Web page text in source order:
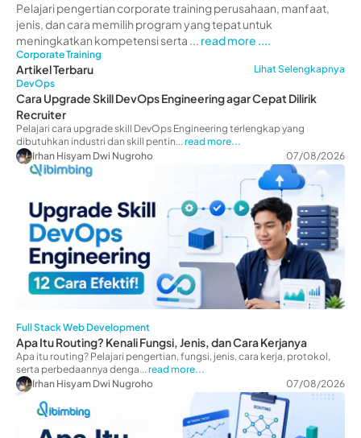
Manfaat
Pelajari pengertian corporate training perusahaan, manfaat,
jenis, dan cara memilih program yang tepat untuk
meningkatkan kompetensi serta ... read more ....
Corporate Training
Artikel Terbaru
Lihat Selengkapnya
DevOps
Cara Upgrade Skill DevOps Engineering agar Cepat Dilirik
Recruiter
Pelajari cara upgrade skill DevOps Engineering terlengkap yang
dibutuhkan industri dan skill pentin...read more...
Irhan Hisyam Dwi Nugroho
07/08/2026
Full Stack Web Development
Apa Itu Routing? Kenali Fungsi, Jenis, dan Cara Kerjanya
Apa itu routing? Pelajari pengertian, fungsi, jenis, cara kerja, protokol,
serta perbedaannya denga...read more...
Irhan Hisyam Dwi Nugroho
07/08/2026